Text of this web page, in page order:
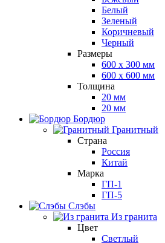
Белый
Зеленый
Коричневый
Черный
Размеры
600 х 300 мм
600 х 600 мм
Толщина
20 мм
20 мм
Бордюр
Гранитный
Страна
Россия
Китай
Марка
ГП-1
ГП-5
Слэбы
Из гранита
Цвет
Светлый